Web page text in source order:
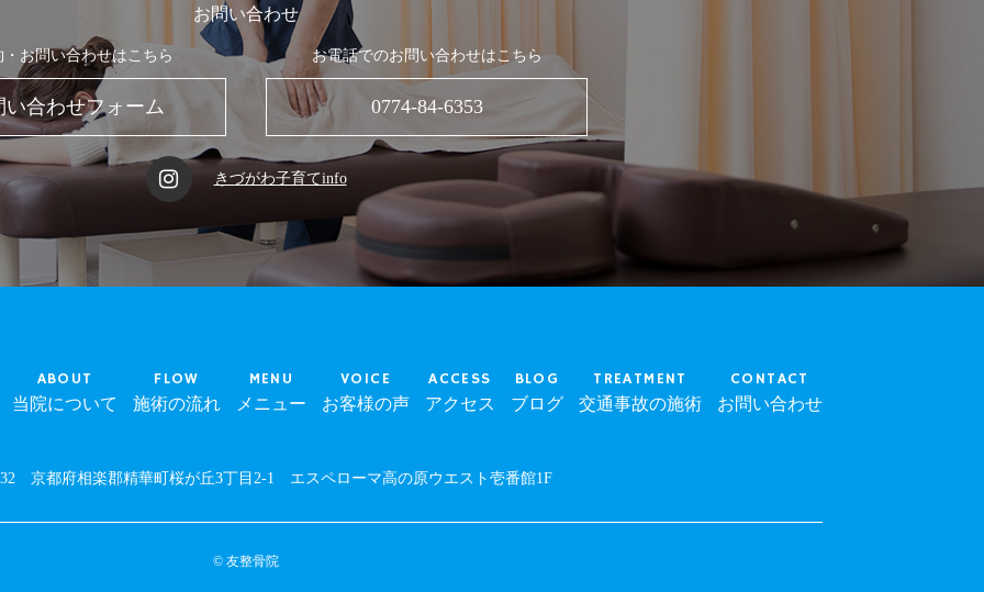
お問い合わせ
・お問い合わせはこちら
い合わせフォーム
お電話でのお問い合わせはこちら
0774-84-6353
きづがわ子育てinfo
ABOUT
当院について
FLOW
施術の流れ
MENU
メニュー
VOICE
お客様の声
ACCESS
アクセス
BLOG
ブログ
TREATMENT
交通事故の施術
CONTACT
お問い合わせ
京都府相楽郡精華町桜が丘3丁目2-1 エスペローマ高の原ウエスト壱番館1F
© 友整骨院